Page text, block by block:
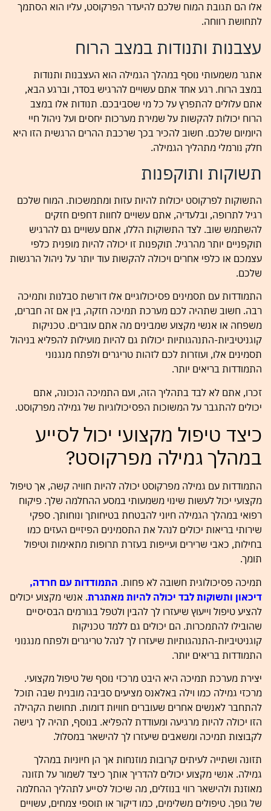
אלו הם תגובת המוח שלכם להיעדר הפרקוסט, עליו הוא הסתמך
לתחושת רווחה.
עצבנות ותנודות במצב הרוח
אתגר משמעותי נוסף במהלך הגמילה הוא העצבנות ותנודות
במצב הרוח. רגע אחד אתם עשויים להרגיש בסדר, וברגע הבא,
אתם עלולים להתפרץ על כל מי שסביבכם. תנודות אלו במצב
הרוח יכולות להקשות על שמירת מערכות יחסים ועל ניהול חיי
היומיום שלכם. חשוב להכיר בכך שרכבת ההרים הרגשית הזו היא
חלק נורמלי מתהליך הגמילה.
תשוקות ותוקפנות
התשוקות לפרקוסט יכולות להיות עזות ומתמשכות. המוח שלכם
רגיל לתרופה, ובלעדיה, אתם עשויים לחוות דחפים חזקים
להשתמש שוב. לצד התשוקות הללו, אתם עשויים גם להרגיש
תוקפניים יותר מהרגיל. תוקפנות זו יכולה להיות מופנית כלפי
עצמכם או כלפי אחרים ויכולה להקשות עוד יותר על ניהול הרגשות
שלכם.
התמודדות עם תסמינים פסיכולוגיים אלו דורשת סבלנות ותמיכה
רבה. חשוב שתהיה לכם מערכת תמיכה חזקה, בין אם זה חברים,
משפחה או אנשי מקצוע שמבינים מה אתם עוברים. טכניקות
קוגניטיביות-התנהגותיות יכולות גם להיות מועילות להפליא בניהול
תסמינים אלו, ועוזרות לכם לזהות טריגרים ולפתח מנגנוני
התמודדות בריאים יותר.
זכרו, אתם לא לבד בתהליך הזה, ועם התמיכה הנכונה, אתם
יכולים להתגבר על המשוכות הפסיכולוגיות של גמילה מפרקוסט.
כיצד טיפול מקצועי יכול לסייע
במהלך גמילה מפרקוסט?
התמודדות עם גמילה מפרקוסט יכולה להיות חוויה קשה, אך טיפול
מקצועי יכול לעשות שינוי משמעותי במסע ההחלמה שלך. פיקוח
רפואי במהלך הגמילה חיוני להבטחת בטיחותך ונוחותך. ספקי
שירותי בריאות יכולים לנהל את התסמינים הפיזיים העזים כמו
בחילות, כאבי שרירים ועייפות בעזרת תרופות מתאימות וטיפול
תומך.
תמיכה פסיכולוגית חשובה לא פחות. התמודדות עם חרדה,
דיכאון ותשוקות לבד יכולה להיות מאתגרת. אנשי מקצוע יכולים
להציע טיפול וייעוץ שיעזרו לך להבין ולטפל בגורמים הבסיסיים
שהובילו להתמכרות. הם יכולים גם ללמד טכניקות
קוגניטיביות-התנהגותיות שיעזרו לך לנהל טריגרים ולפתח מנגנוני
התמודדות בריאים יותר.
יצירת מערכת תמיכה היא היבט מרכזי נוסף של טיפול מקצועי.
מרכזי גמילה כמו וילה באלאנס מציעים סביבה מובנית שבה תוכל
להתחבר לאנשים אחרים שעוברים חוויות דומות. תחושת הקהילה
הזו יכולה להיות מרגיעה ומעודדת להפליא. בנוסף, תהיה לך גישה
לקבוצות תמיכה ומשאבים שיעזרו לך להישאר במסלול.
תזונה ושתייה לעיתים קרובות מוזנחות אך הן חיוניות במהלך
גמילה. אנשי מקצוע יכולים להדריך אותך כיצד לשמור על תזונה
מאוזנת ולהישאר רווי בנוזלים, מה שיכול לסייע לתהליך ההחלמה
של גופך. טיפולים משלימים, כמו דיקור או תוספי צמחים, עשויים